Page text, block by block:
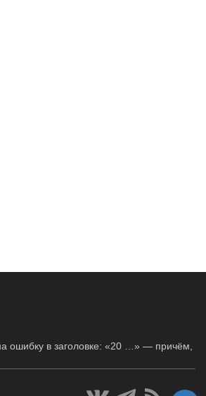
ошибку в заголовке: «20 …» — причём,